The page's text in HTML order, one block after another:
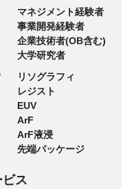
マネジメント経験者
事業開発経験者
企業技術者(OB含む)
大学研究者
リソグラフィ
レジスト
EUV
ArF
ArF液浸
先端パッケージ
ス